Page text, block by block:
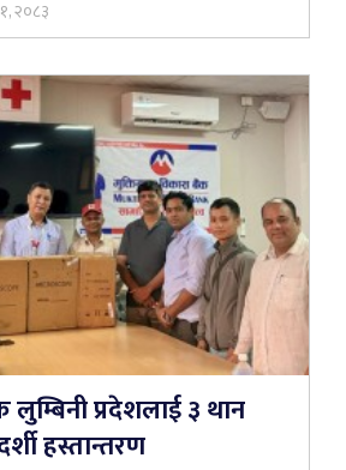
२०८३
प्रदेशलाई ३ थान
हस्तान्तरण